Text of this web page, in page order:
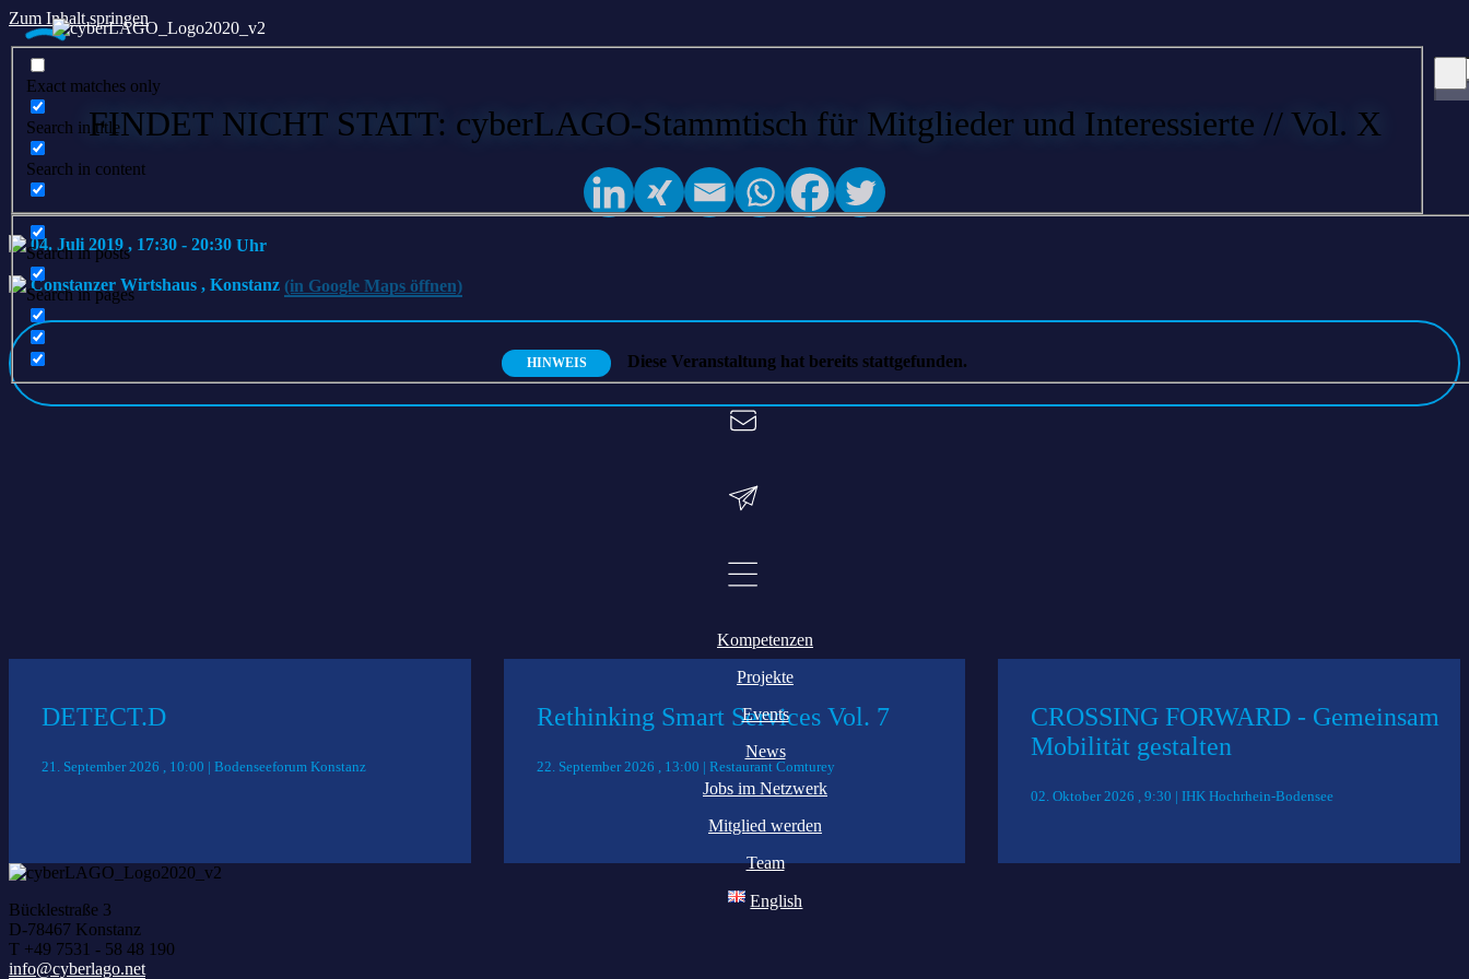
Zum Inhalt springen
Exact matches only
Search in title
Search in content
Search in posts
Search in pages
Kompetenzen
Projekte
Events
News
Jobs im Netzwerk
Mitglied werden
Team
English
FINDET NICHT STATT: cyberLAGO-Stammtisch für Mitglieder und Interessierte // Vol. X
04. Juli 2019 , 17:30 - 20:30
Constanzer Wirtshaus , Konstanz (in Google Maps öffnen)
HINWEIS Diese Veranstaltung hat bereits stattgefunden.
DETECT.D
21. September 2026 , 10:00 | Bodenseeforum Konstanz
Rethinking Smart Services Vol. 7
22. September 2026 , 13:00 | Restaurant Comturey
CROSSING FORWARD - Gemeinsam
Mobilität gestalten
02. Oktober 2026 , 9:30 | IHK Hochrhein-Bodensee
Bücklestraße 3
D-78467 Konstanz
T +49 7531 - 58 48 190
info@cyberlago.net